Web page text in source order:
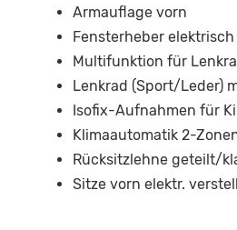
Armauflage vorn
Fensterheber
Multifunktion für
Lenkrad (Sport/Leder)
Isofix-Aufnahmen für
Klimaautomatik 2-
Rücksitzlehne geteilt/
Sitze vorn elektr.